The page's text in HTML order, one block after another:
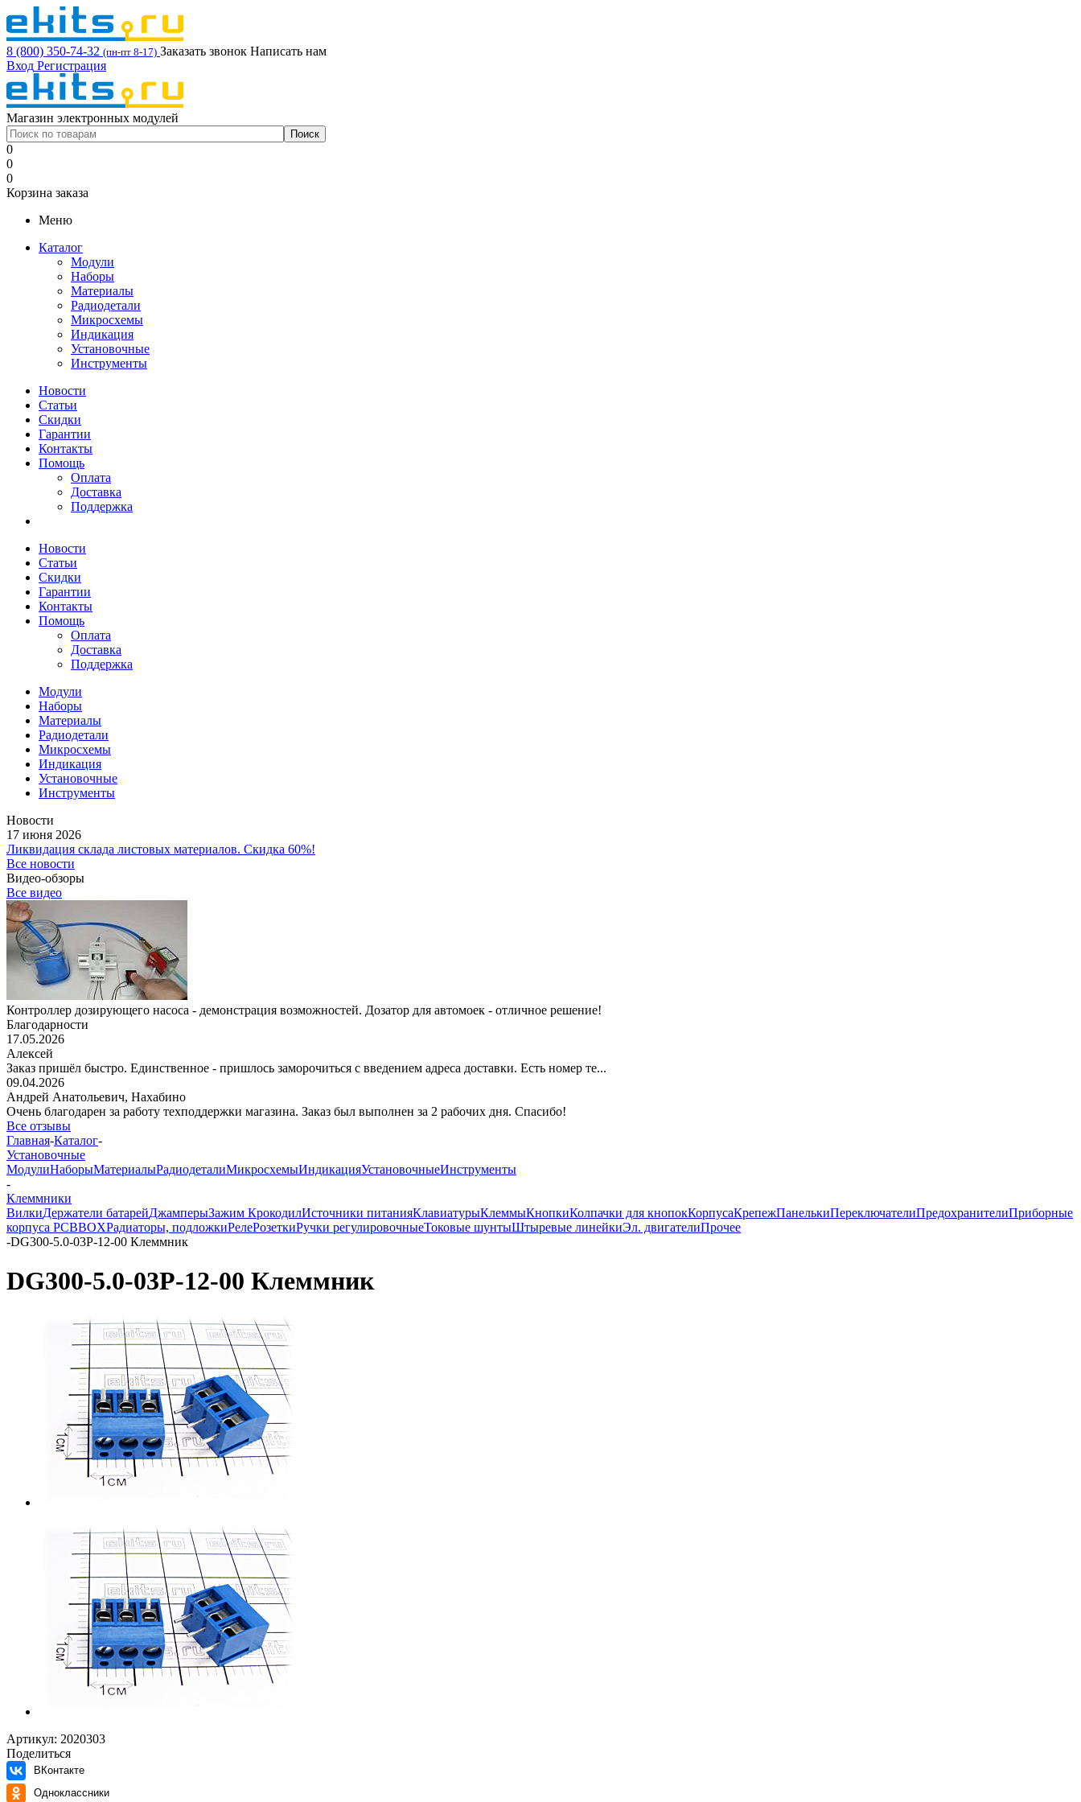
8 (800) 350-74-32 (пн-пт 8-17) Заказать звонок Написать нам
Вход Регистрация
Магазин электронных модулей
0
0
0
Корзина заказа
Меню
Каталог
Модули
Наборы
Материалы
Радиодетали
Микросхемы
Индикация
Установочные
Инструменты
Новости
Статьи
Скидки
Гарантии
Контакты
Помощь
Оплата
Доставка
Поддержка
Новости
Статьи
Скидки
Гарантии
Контакты
Помощь
Оплата
Доставка
Поддержка
Модули
Наборы
Материалы
Радиодетали
Микросхемы
Индикация
Установочные
Инструменты
Новости
17 июня 2026
Ликвидация склада листовых материалов. Скидка 60%!
Все новости
Видео-обзоры
Все видео
Контроллер дозирующего насоса - демонстрация возможностей. Дозатор для автомоек - отличное решение!
Благодарности
17.05.2026
Алексей
Заказ пришёл быстро. Единственное - пришлось заморочиться с введением адреса доставки. Есть номер те...
09.04.2026
Андрей Анатольевич, Нахабино
Очень благодарен за работу техподдержки магазина. Заказ был выполнен за 2 рабочих дня. Спасибо!
Все отзывы
Главная-Каталог-
Установочные
МодулиНаборыМатериалыРадиодеталиМикросхемыИндикацияУстановочныеИнструменты
-
Клеммники
ВилкиДержатели батарейДжамперыЗажим КрокодилИсточники питанияКлавиатурыКлеммыКнопкиКолпачки для кнопокКорпусаКрепежПанелькиПереключателиПредохранителиПриборные
корпуса PCBBOXРадиаторы, подложкиРелеРозеткиРучки регулировочныеТоковые шунтыШтыревые линейкиЭл. двигателиПрочее
-DG300-5.0-03P-12-00 Клеммник
DG300-5.0-03P-12-00 Клеммник
Артикул: 2020303
Поделиться
ВКонтакте
Одноклассники